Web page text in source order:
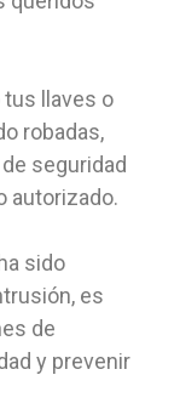
tus llaves o
robadas,
seguridad
autorizado.
sido
es
de
y prevenir